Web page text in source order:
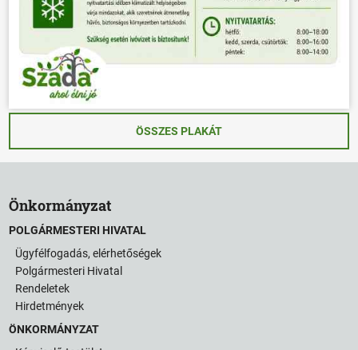
ÖSSZES PLAKÁT
Önkormányzat
POLGÁRMESTERI HIVATAL
Ügyfélfogadás, elérhetőségek
Polgármesteri Hivatal
Rendeletek
Hirdetmények
ÖNKORMÁNYZAT